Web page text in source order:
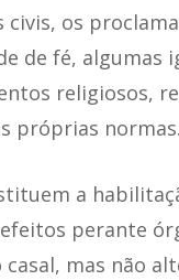
os
de fé, algumas
religiosos,
próprias normas.
a
perante
mas não